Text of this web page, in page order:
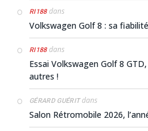
RI188dans
Volkswagen Golf 8 : sa
RI188dans
Essai Volkswagen Golf 8
autres !
GÉRARD GUÉRITdans
Salon Rétromobile 2026,